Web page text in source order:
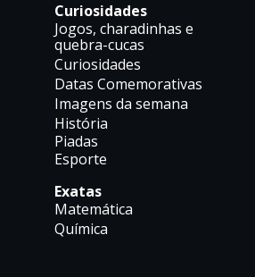
Curiosidades
Jogos, charadinhas e
quebra-cucas
Curiosidades
Datas Comemorativas
Imagens da semana
História
Piadas
Esporte
Exatas
Matemática
Química